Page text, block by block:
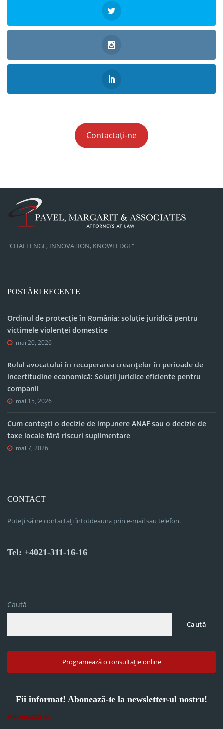
Contactați-ne
"CHALLENGE, INNOVATION, KNOWLEDGE"
POSTĂRI RECENTE
Ordinul de protecție în România: soluție juridică pentru
victimele violenței domestice
mai 20, 2026
Rolul avocatului în recuperarea creanțelor în perioade de
incertitudine economică: Soluții juridice eficiente pentru
companii
mai 15, 2026
Cum contești o decizie de impunere ANAF sau o decizie de
taxe locale fără riscuri suplimentare
mai 7, 2026
CONTACT
Puteți să ne contactați întotdeauna prin e-mail sau telefon.
Tel: +4021-311-16-16
Caută
Caută
Programează o consultație online
Fii informat! Abonează-te la newsletter-ul nostru!
Abonează-te